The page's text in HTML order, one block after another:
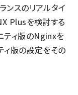
ンスのリアルタイ
Plusを検討する
ティ版のNginxを
ィ版の設定をその